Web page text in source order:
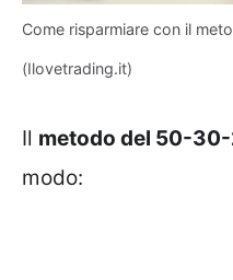
Come risparmiare con il
(Ilovetrading.it)
Il metodo del 50-
modo: